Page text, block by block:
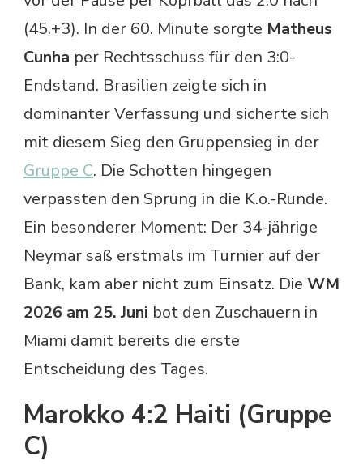
(45.+3). In der 60. Minute sorgte Matheus
Cunha per Rechtsschuss für den 3:0-
Endstand. Brasilien zeigte sich in
dominanter Verfassung und sicherte sich
mit diesem Sieg den Gruppensieg in der
Gruppe C. Die Schotten hingegen
verpassten den Sprung in die K.o.-Runde.
Ein besonderer Moment: Der 34-jährige
Neymar saß erstmals im Turnier auf der
Bank, kam aber nicht zum Einsatz. Die WM
2026 am 25. Juni bot den Zuschauern in
Miami damit bereits die erste
Entscheidung des Tages.
Marokko 4:2 Haiti (Gruppe
C)